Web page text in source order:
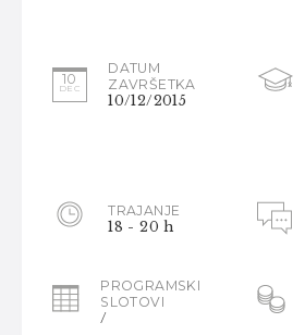
10
DEC
DATUM
ZAVRŠETKA
10/12/2015
TRAJANJE
18 - 20 h
PROGRAMSKI
SLOTOVI
/